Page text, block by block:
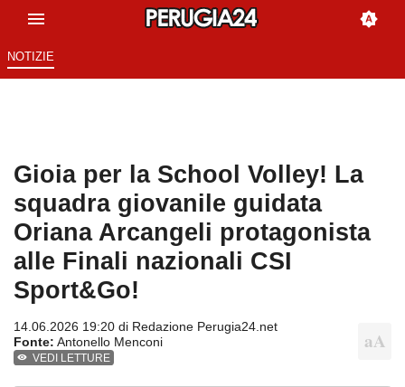
NOTIZIE
Gioia per la School Volley! La
squadra giovanile guidata
Oriana Arcangeli protagonista
alle Finali nazionali CSI
Sport&Go!
14.06.2026 19:20 di Redazione Perugia24.net
Fonte: Antonello Menconi
VEDI LETTURE